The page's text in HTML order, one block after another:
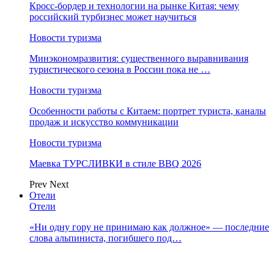
Кросс-бордер и технологии на рынке Китая: чему
российский турбизнес может научиться
Новости туризма
Минэкономразвития: существенного выравнивания
туристического сезона в России пока не …
Новости туризма
Особенности работы с Китаем: портрет туриста, каналы
продаж и искусство коммуникации
Новости туризма
Маевка ТУРСЛИВКИ в стиле BBQ 2026
Prev Next
Отели
Отели
«Ни одну гору не принимаю как должное» — последние
слова альпиниста, погибшего под…